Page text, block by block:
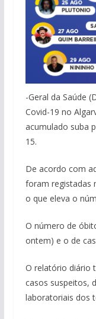
-Geral da Saúde
Covid-19 no
acumulado suba
15.
De acordo com
foram registadas
o que eleva o
O número de
ontem) e o de
O relatório diário
casos suspeitos,
laboratoriais dos